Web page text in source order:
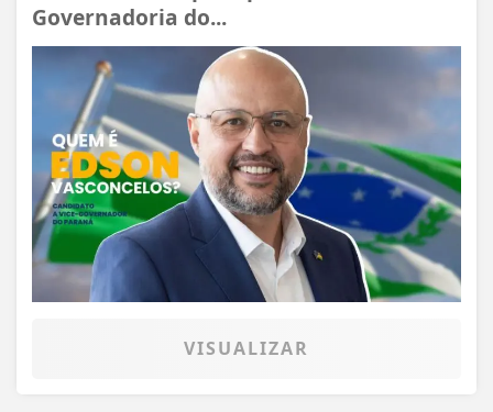
Governadoria do...
VISUALIZAR